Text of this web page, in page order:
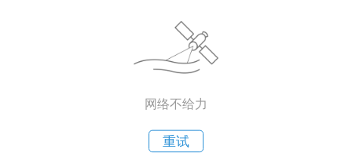
网络不给力
重试